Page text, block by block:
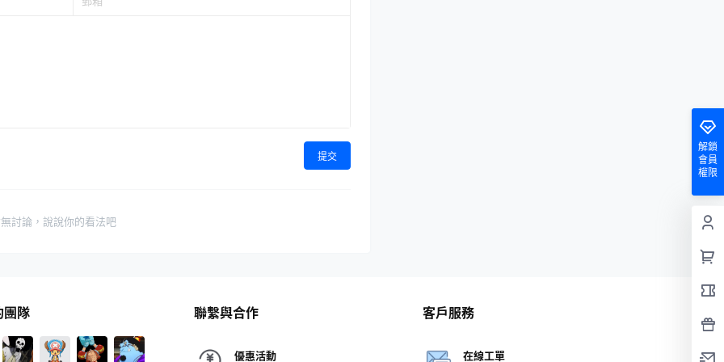
提交
討論，說說你的看法吧
解鎖
會員
權限
團隊 聯繫與合作
優惠活動
客戶服務
在線工單